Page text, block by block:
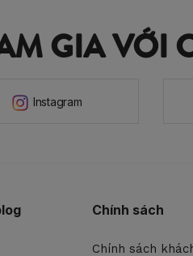
GIA VỚI
Instagram
Chính sách
Chính sách